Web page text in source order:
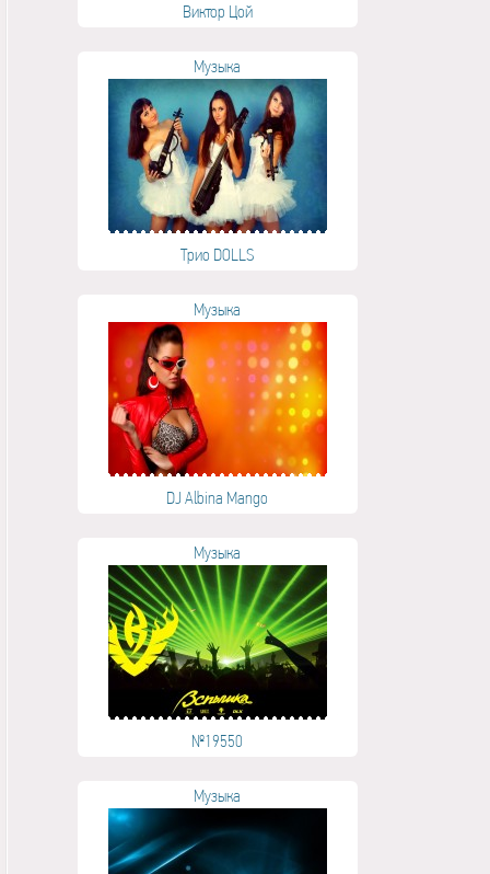
Виктор Цой
Музыка
Трио DOLLS
Музыка
DJ Albina Mango
Музыка
№19550
Музыка